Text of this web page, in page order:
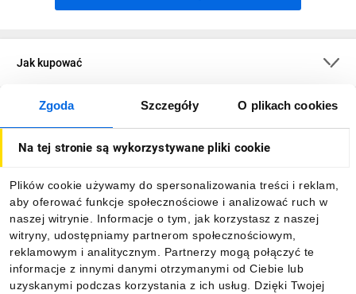
Zgoda Szczegóły O plikach cookies
Na tej stronie są wykorzystywane pliki cookie
Plików cookie używamy do spersonalizowania treści i reklam,
aby oferować funkcje społecznościowe i analizować ruch w
naszej witrynie. Informacje o tym, jak korzystasz z naszej
witryny, udostępniamy partnerom społecznościowym,
reklamowym i analitycznym. Partnerzy mogą połączyć te
informacje z innymi danymi otrzymanymi od Ciebie lub
uzyskanymi podczas korzystania z ich usług. Dzięki Twojej
Jak kupować
O firmie
Informacje
Pobierz naszą aplikację mobilną: